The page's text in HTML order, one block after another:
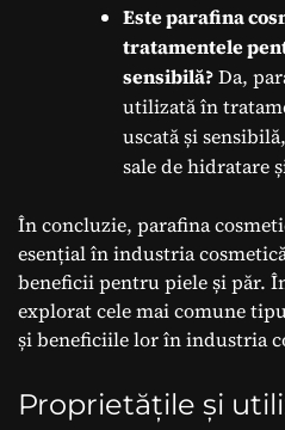
Este parafina
tratamentele
sensibilă?Da,
utilizată în
uscată și
sale de hidratare
În concluzie, parafina
esențial în industria
beneficii pentru piele și păr.
explorat cele mai comune
și beneficiile lor în industria
Proprietățile și